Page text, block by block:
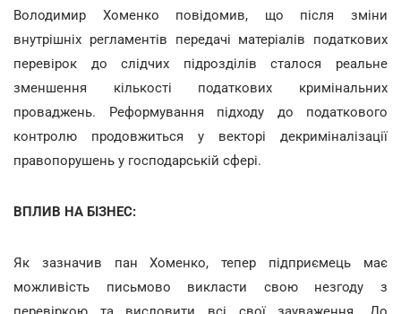
Володимир Хоменко повідомив, що після зміни
внутрішніх регламентів передачі матеріалів податкових
перевірок до слідчих підрозділів сталося реальне
зменшення кількості податкових кримінальних
проваджень. Реформування підходу до податкового
контролю продовжиться у векторі декриміналізації
правопорушень у господарській сфері.
ВПЛИВ НА БІЗНЕС:
Як зазначив пан Хоменко, тепер підприємець має
можливість письмово викласти свою незгоду з